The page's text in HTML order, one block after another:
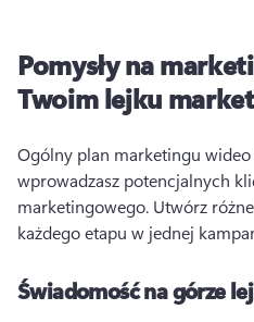
Pomysły na
Twoim lejku
Ogólny plan marketingu
wprowadzasz potencjalnych
marketingowego. Utwórz
każdego etapu w jednej
Świadomość na górze